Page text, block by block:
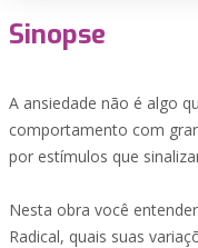
Sinopse
A ansiedade não é algo
comportamento com
por estímulos que
Nesta obra você
Radical, quais suas